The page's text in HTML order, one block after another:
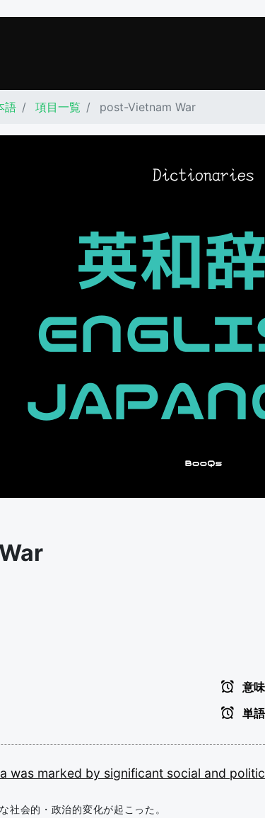
語 項目一覧 post-Vietnam War
意
単
was marked by significant social and
社会的・政治的変化が起こった。